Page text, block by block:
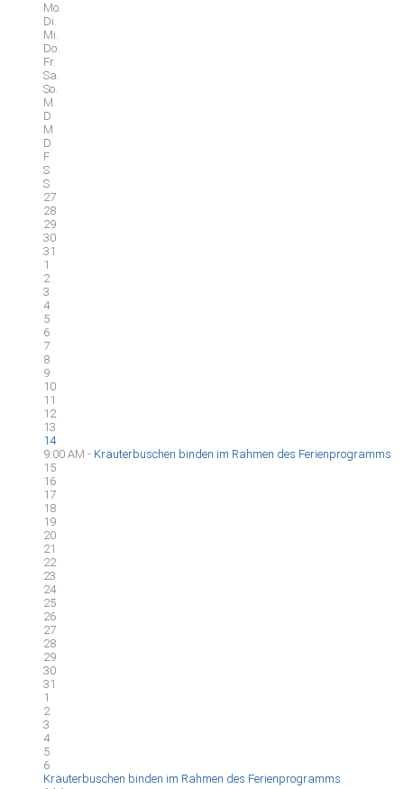
Mo.
Di.
Mi.
Do.
Fr.
Sa.
So.
M
D
M
D
F
S
S
27
28
29
30
31
1
2
3
4
5
6
7
8
9
10
11
12
13
14
9:00 AM - Kräuterbuschen binden im Rahmen des Ferienprogramms
15
16
17
18
19
20
21
22
23
24
25
26
27
28
29
30
31
1
2
3
4
5
6
Kräuterbuschen binden im Rahmen des Ferienprogramms